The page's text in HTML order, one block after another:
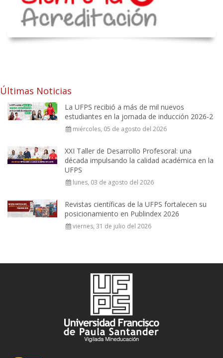
Últimas Noticias
La UFPS recibió a más de mil nuevos
estudiantes en la jornada de inducción 2026-2
miércoles, 05 de agosto del 2026
XXI Taller de Desarrollo Profesoral: una
década impulsando la calidad académica en la
UFPS
lunes, 03 de agosto del 2026
Revistas científicas de la UFPS fortalecen su
posicionamiento en Publindex 2026
viernes, 31 de julio del 2026